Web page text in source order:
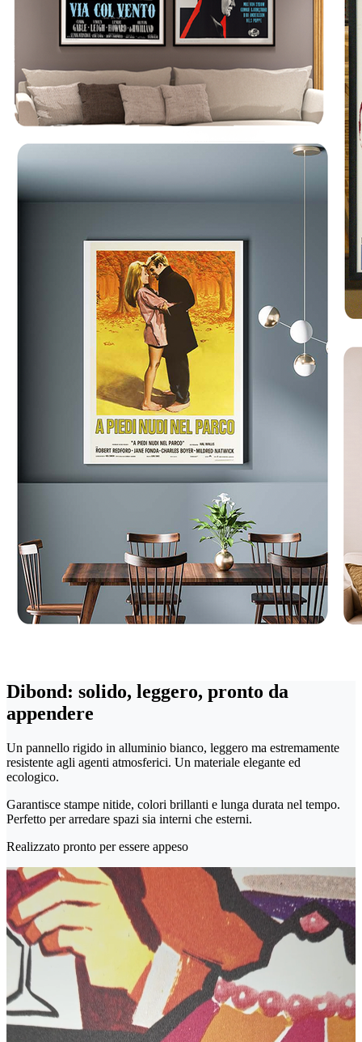
Dibond: solido, leggero, pronto da
appendere
Un pannello rigido in alluminio bianco, leggero ma estremamente
resistente agli agenti atmosferici. Un materiale elegante ed
ecologico.
Garantisce stampe nitide, colori brillanti e lunga durata nel tempo.
Perfetto per arredare spazi sia interni che esterni.
Realizzato pronto per essere appeso